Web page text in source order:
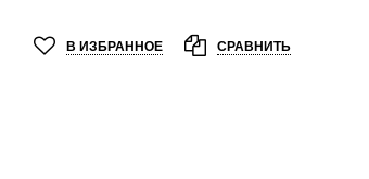
В ИЗБРАННОЕ СРАВНИТЬ